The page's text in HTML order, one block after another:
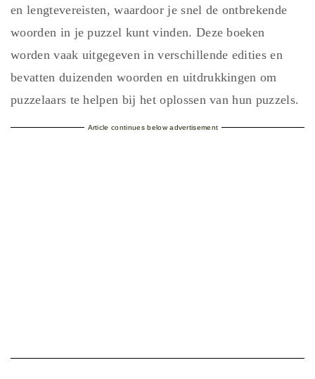
en lengtevereisten, waardoor je snel de ontbrekende
woorden in je puzzel kunt vinden. Deze boeken
worden vaak uitgegeven in verschillende edities en
bevatten duizenden woorden en uitdrukkingen om
puzzelaars te helpen bij het oplossen van hun puzzels.
Article continues below advertisement